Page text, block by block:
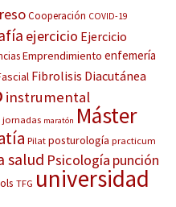
Cooperación COVID-19
ejercicio Ejercicio
Emprendimiento enfemería
Fibrolisis Diacutánea
instrumental
jornadas maratón Máster
Pilat posturología practicum
salud Psicología punción
TFG universidad